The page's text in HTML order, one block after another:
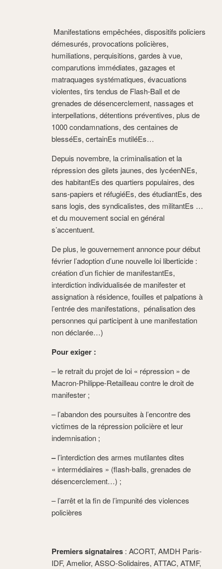
Manifestations empêchées, dispositifs policiers
démesurés, provocations policières,
humiliations, perquisitions, gardes à vue,
comparutions immédiates, gazages et
matraquages systématiques, évacuations
violentes, tirs tendus de Flash-Ball et de
grenades de désencerclement, nassages et
interpellations, détentions préventives, plus de
1000 condamnations, des centaines de
blesséEs, certainEs mutiléEs…
Depuis novembre, la criminalisation et la
répression des gilets jaunes, des lycéenNEs,
des habitantEs des quartiers populaires, des
sans-papiers et réfugiéEs, des étudiantEs, des
sans logis, des syndicalistes, des militantEs …
et du mouvement social en général
s’accentuent.
De plus, le gouvernement annonce pour début
février l’adoption d’une nouvelle loi liberticide :
création d’un fichier de manifestantEs,
interdiction individualisée de manifester et
assignation à résidence, fouilles et palpations à
l’entrée des manifestations, pénalisation des
personnes qui participent à une manifestation
non déclarée…)
Pour exiger :
– le retrait du projet de loi « répression » de
Macron-Philippe-Retailleau contre le droit de
manifester ;
– l’abandon des poursuites à l’encontre des
victimes de la répression policière et leur
indemnisation ;
–l’interdiction des armes mutilantes dites
« intermédiaires » (flash-balls, grenades de
désencerclement…) ;
– l’arrêt et la fin de l’impunité des violences
policières
Premiers signataires : ACORT, AMDH Paris-
IDF, Amelior, ASSO-Solidaires, ATTAC, ATMF,